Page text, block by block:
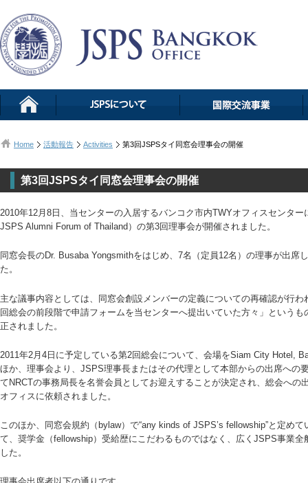
Home 活動報告 Activities 第3回JSPSタイ同窓会理事会の開催
第3回JSPSタイ同窓会理事会の開催
2010年12月8日、当センターの入居するバンコク市内TWYオフィスセンタ
JSPS Alumni Forum of Thailand）の第3回理事会が開催されました。
同窓会長のDr. Busaba Yongsmithをはじめ、7名（定員12名）の理事が出席
た。
主な議事内容としては、同窓会創設メンバーの定義についての再確認が行
回総会の前段階で申請フォームを当センターへ提出いていた方々」という
正されました。
2011年2月4日に予定している第2回総会について、会場をSiam City Hotel,
ほか、理事会より、JSPS理事長またはその代理として本部からの出席への
てNRCTの事務局長を名誉会員としてお迎えすることが決定され、総会への
オフィスに依頼されました。
このほか、同窓会規約（bylaw）で“any kinds of JSPS’s fellowship”と定め
て、奨学金（fellowship）受給歴にこだわるものではなく、広くJSPS事業
した。